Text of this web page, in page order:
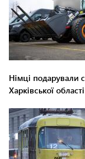
Німці подарували
Харківської області